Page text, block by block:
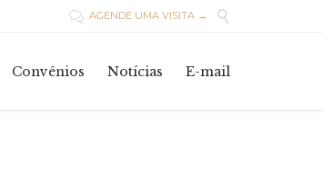
 AGENDE UMA VISITA → 
Convênios Notícias E-mail